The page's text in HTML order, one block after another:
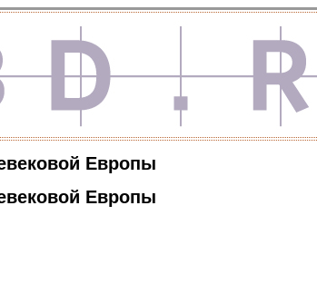
Европы
Европы